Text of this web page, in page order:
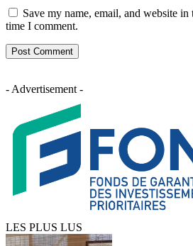
Save my name, email, and website
time I comment.
- Advertisement -
LES PLUS LUS